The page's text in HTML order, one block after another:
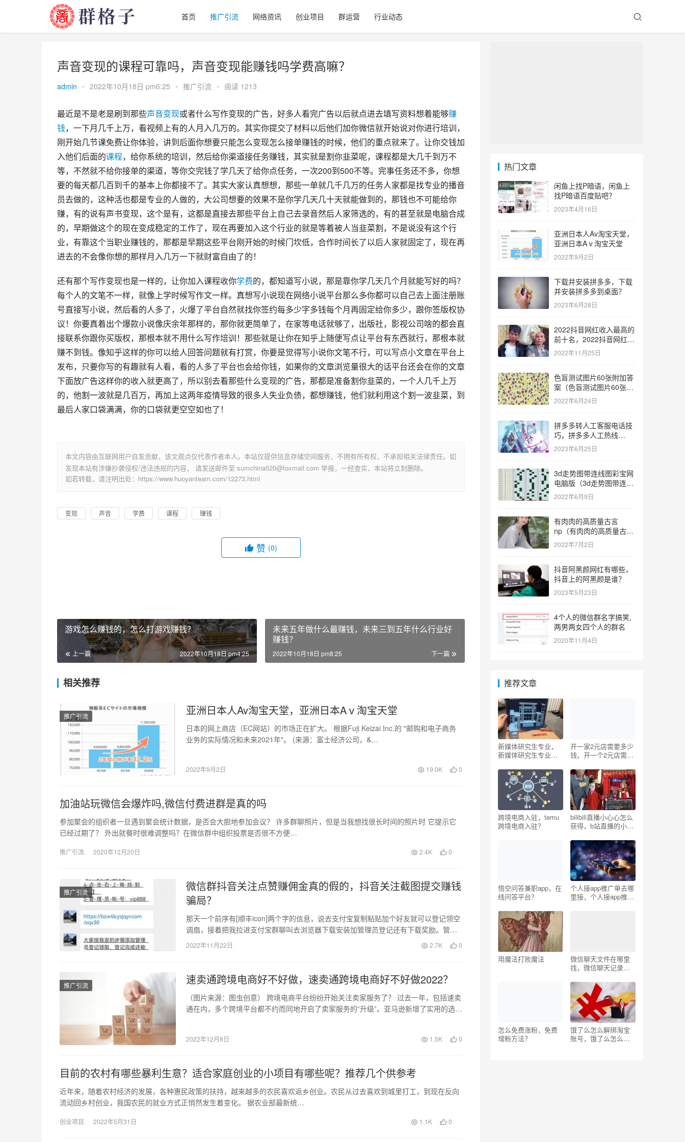
首页 推广引流 网络资讯 创业项目 群运营 行业动态
声音变现的课程可靠吗，声音变现能赚钱吗学费高嘛？
admin • 2022年10月18日 pm6:25 • 推广引流 • 阅读 1213
最近是不是老是刷到那些声音变现或者什么写作变现的广告，好多人看完广告以后就点进去填写资料想着能够赚
钱，一下月几千上万，看视频上有的人月入几万的。其实你提交了材料以后他们加你微信就开始说对你进行培训，
刚开始几节课免费让你体验，讲到后面你想要只能怎么变现怎么接单赚钱的时候，他们的重点就来了。让你交钱加
入他们后面的课程，给你系统的培训，然后给你渠道接任务赚钱，其实就是割你韭菜呢，课程都是大几千到万不
等，不然就不给你接单的渠道，等你交完钱了学几天了给你点任务，一次200到500不等。完事任务还不多，你想
要的每天都几百到千的基本上你都接不了。其实大家认真想想，那些一单就几千几万的任务人家都是找专业的播音
员去做的，这种活也都是专业的人做的，大公司想要的效果不是你学几天几十天就能做到的，那钱也不可能给你
赚，有的说有声书变现，这个是有，这都是直接去那些平台上自己去录音然后人家筛选的，有的甚至就是电脑合成
的，早期做这个的现在变成稳定的工作了，现在再要加入这个行业的就是等着被人当韭菜割，不是说没有这个行
业，有靠这个当职业赚钱的，那都是早期这些平台刚开始的时候门坎低，合作时间长了以后人家就固定了，现在再
进去的不会像你想的那样月入几万一下就财富自由了的！
还有那个写作变现也是一样的，让你加入课程收你学费的，都知道写小说，那是靠你学几天几个月就能写好的吗？
每个人的文笔不一样，就像上学时候写作文一样。真想写小说现在网络小说平台那么多你都可以自己去上面注册账
号直接写小说，然后看的人多了，火爆了平台自然就找你签约每多少字多钱每个月再固定给你多少，跟你签版权协
议！你要真着出个爆款小说像庆余年那样的，那你就更简单了，在家等电话就够了，出版社，影视公司啥的都会直
接联系你跟你买版权，那根本就不用什么写作培训！那些就是让你在知乎上随便写点让平台有东西就行，那根本就
赚不到钱。像知乎这样的你可以给人回答问题就有打赏，你要是觉得写小说你文笔不行，可以写点小文章在平台上
发布，只要你写的有趣就有人看，看的人多了平台也会给你钱，如果你的文章浏览量很大的话平台还会在你的文章
下面放广告这样你的收入就更高了，所以别去看那些什么变现的广告，那都是准备割你韭菜的，一个人几千上万
的，他割一波就是几百万，再加上这两年疫情导致的很多人失业负债，都想赚钱，他们就利用这个割一波韭菜，到
最后人家口袋满满，你的口袋就更空空如也了！
本文内容由互联网用户自发贡献，该文观点仅代表作者本人。本站仅提供信息存储空间服务，不拥有所有权，不承担相关法律责任。如
发现本站有涉嫌抄袭侵权/违法违规的内容， 请发送邮件至 sumchina520@foxmail.com 举报，一经查实，本站将立刻删除。
如若转载，请注明出处：https://www.huoyanteam.com/12273.html
变现 声音 学费 课程 赚钱
赞 (0)
游戏怎么赚钱的，怎么打游戏赚钱？
上一篇 2022年10月18日 pm4:25
未来五年做什么最赚钱，未来三到五年什么行业好
赚钱？
下一篇
2022年10月18日 pm8:25
相关推荐
推广引流 亚洲日本人Av淘宝天堂，亚洲日本Aⅴ淘宝天堂
日本的网上商店（EC网站）的市场正在扩大。 根据Fuji Keizai Inc.的 "邮购和电子商务
业务的实际情况和未来2021年"。 (来源：富士经济公司，&…
2022年9月2日 19.0K 0
加油站玩微信会爆炸吗,微信付费进群是真的吗
参加聚会的组织者一旦遇到聚会统计数据，是否会大胆地参加会议？ 许多群聊照片，但是当我想找很长时间的照片时 它提示它
已经过期了？ 外出就餐时很难调整吗？在微信群中组织投票是否很不方便…
推广引流 2020年12月20日 2.4K 0
推广引流
微信群抖音关注点赞赚佣金真的假的，抖音关注截图提交赚钱
骗局？
那天一个前序有[顺丰icon]两个字的信息，说去支付宝复制粘贴加个好友就可以登记领空
调扇，接着把我拉进支付宝群聊叫去浏览器下载安装加管理员登记还有下载奖励。管理
员马上给你小惠甜头就…
2022年11月22日 2.7K 0
推广引流 速卖通跨境电商好不好做，速卖通跨境电商好不好做2022？
（图片来源：图虫创意） 跨境电商平台纷纷开始关注卖家服务了？ 过去一年，包括速卖
通在内，多个跨境平台都不约而同地开启了卖家服务的“升级”。亚马逊新增了实用的选品
2022年12月8日 1.5K 0
目前的农村有哪些暴利生意？适合家庭创业的小项目有哪些呢？推荐几个供参考
近年来，随着农村经济的发展，各种惠民政策的扶持，越来越多的农民喜欢返乡创业。农民从过去喜欢到城里打工，到现在反向
流动回乡村创业，我国农民的就业方式正悄然发生着变化。 据农业部最新统…
创业项目 2022年5月31日 1.1K 0
热门文章
闲鱼上找P暗语，闲鱼上
找P暗语百度贴吧？
2023年4月16日
亚洲日本人Av淘宝天堂，
亚洲日本Aⅴ淘宝天堂
2022年9月2日
下载并安装拼多多，下载
并安装拼多多到桌面？
2023年6月28日
2022抖音网红收入最高的
前十名，2022抖音网红收
入最高的前十名有哪些？
2022年11月25日
色盲测试图片60张附加答
案（色盲测试图片60张复
杂）
2022年6月24日
拼多多转人工客服电话技
巧，拼多多人工热线
9541344？
2023年6月25日
3d走势图带连线图彩宝网
电脑版（3d走势图带连线
图彩宝网手机版）
2022年6月9日
有肉肉的高质量古言
np（有肉肉的高质量古言
np推荐）
2022年7月2日
抖音阿黑颜网红有哪些，
抖音上的阿黑颜是谁？
2023年5月23日
4个人的微信群名字搞笑,
两男两女四个人的群名
2020年11月4日
推荐文章
新媒体研究生专业，
新媒体研究生专业排
开一家2元店需要多少
钱，开一个2元店需要
跨境电商入驻，temu
跨境电商入驻？
bilibili直播小心心怎么
获得，b站直播的小心
悟空问答兼职app，在
线问答平台？
个人接app推广单去哪
里接，个人接app推广
用魔法打败魔法
微信聊天文件在哪里
找，微信聊天记录保
怎么免费涨粉，免费
增粉方法？
饿了么怎么解绑淘宝
账号，饿了么怎么解